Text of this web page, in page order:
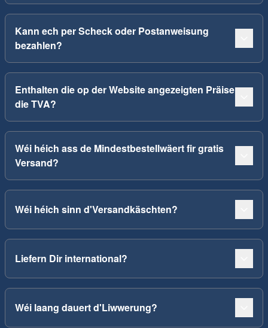
Kann ech per Scheck oder Postanweisung
bezahlen?
Enthalten die op der Website angezeigten Präise
die TVA?
Wéi héich ass de Mindestbestellwäert fir gratis
Versand?
Wéi héich sinn d'Versandkäschten?
Liefern Dir international?
Wéi laang dauert d'Liwwerung?